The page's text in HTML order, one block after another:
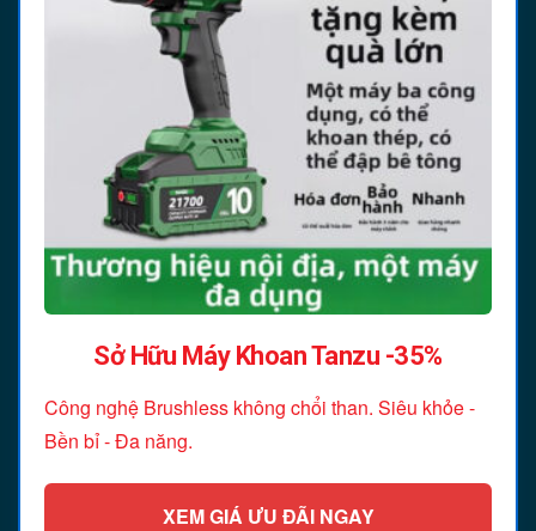
Sở Hữu Máy Khoan Tanzu -35%
Công nghệ Brushless không chổi than. Siêu khỏe -
Bền bỉ - Đa năng.
XEM GIÁ ƯU ĐÃI NGAY